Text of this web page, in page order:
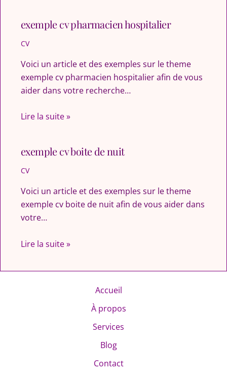
exemple cv pharmacien hospitalier
CV
Voici un article et des exemples sur le theme
exemple cv pharmacien hospitalier afin de vous
aider dans votre recherche…
Lire la suite »
exemple cv boite de nuit
CV
Voici un article et des exemples sur le theme
exemple cv boite de nuit afin de vous aider dans
votre…
Lire la suite »
Accueil
À propos
Services
Blog
Contact